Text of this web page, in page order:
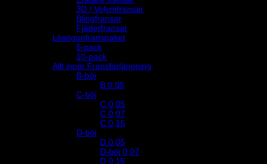
3D / Volymfransar
Blingfransar
Fjäderfransar
Lösögonfranspaket
5-pack
10-pack
Allt inom Fransförlängning
B-böj
B 0.05
C-böj
C 0,05
C 0,07
C 0,15
D-böj
D 0,05
D-böj 0,07
D 0,15